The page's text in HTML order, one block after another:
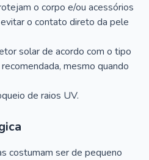
o corpo e/ou acessórios
o contato direto da pele
solar de acordo com o tipo
mesmo quando
de raios UV.
costumam ser de pequeno